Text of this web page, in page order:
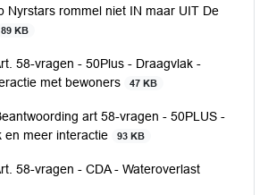
Nyrstars rommel niet IN maar UIT De
89 KB
58-vragen - 50Plus - Draagvlak -
met bewoners
47 KB
art 58-vragen - 50PLUS -
en meer interactie
93 KB
58-vragen - CDA - Wateroverlast